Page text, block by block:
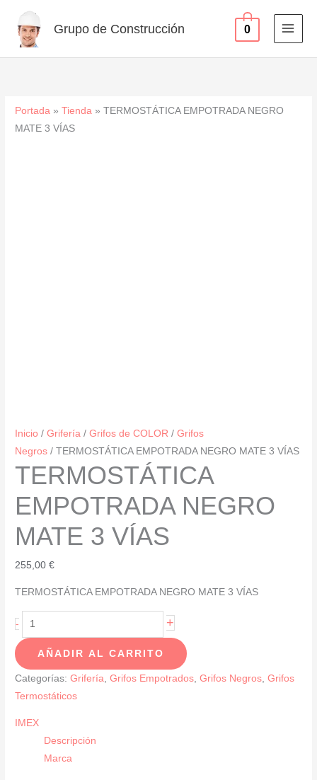
contenido
Grupo de Construcción 0
Portada »Tienda »TERMOSTÁTICA EMPOTRADA NEGRO
MATE 3 VÍAS
Inicio /Grifería /Grifos de COLOR /Grifos
Negros / TERMOSTÁTICA EMPOTRADA NEGRO MATE 3 VÍAS
TERMOSTÁTICA
EMPOTRADA NEGRO
MATE 3 VÍAS
255,00€
TERMOSTÁTICA EMPOTRADA NEGRO MATE 3 VÍAS
-
TERMOSTÁTICA
EMPOTRADA
NEGRO
MATE
cantidad
+
AÑADIR AL CARRITO
Categorías:Grifería ,Grifos Empotrados ,Grifos Negros ,Grifos
Termostáticos
IMEX
Descripción
Marca
cantidad